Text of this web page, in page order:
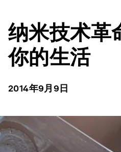
纳米技术革
你的生活
2014年9月9日